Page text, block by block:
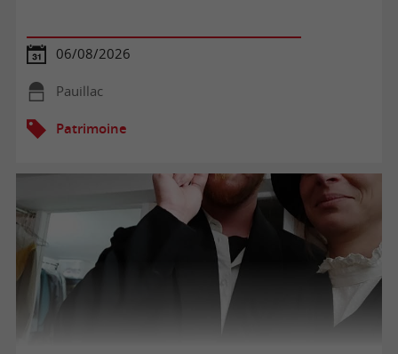
06/08/2026
Pauillac
Patrimoine